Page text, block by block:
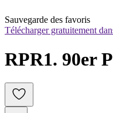
Sauvegarde des favoris
Télécharger gratuitement
RPR1. 90er